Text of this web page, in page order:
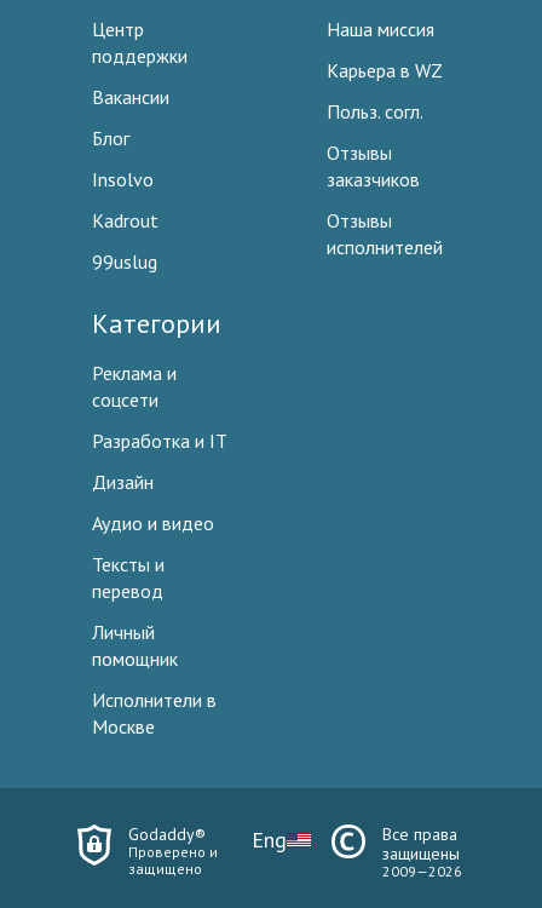
Центр
поддержки
Вакансии
Блог
Insolvo
Kadrout
99uslug
Наша миссия
Карьера в WZ
Польз. согл.
Отзывы
заказчиков
Отзывы
исполнителей
Категории
Реклама и
соцсети
Разработка и IT
Дизайн
Аудио и видео
Тексты и
перевод
Личный
помощник
Исполнители в
Москве
Godaddy®
Проверено и
защищено
Eng
Все права
защищены
2009—2026